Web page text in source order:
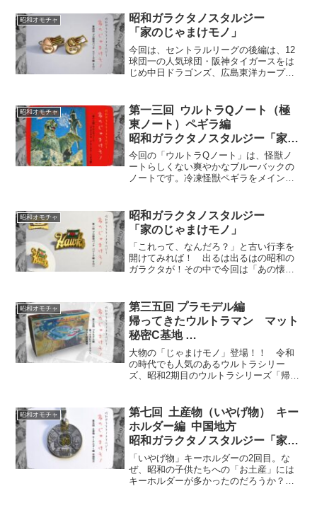
1970年台、冬場の温泉と夏の海水浴で人
が溢れていました。そんな時代の土産キ
ーホルダーを紹介。
昭和オモチャ
昭和ガラクタノスタルジー
「家のじゃまけモノ」
今回は、セントラルリーグの後編は、12
球団一の人気球団・阪神タイガースをは
じめ中日ドラゴンズ、広島東洋カープで
ていました（苦笑）。 でも、ショー
ト・背番号6の藤田平はカッコよかった
な〜。
昭和オモチャ
第一三回 ウルトラQノート（極
東ノート）ペギラ編
昭和ガラクタノスタルジー「家の
じゃまけモノ」
今回の「ウルトラQノート」は、怪獣ノ
ートらしくない爽やかなブルーバックの
ノートです。冷凍怪獣ペギラをメイン
て、ただの巨大化したモグラのモングラ
ー、本当に名前も安易なんだよね、この
昭和期は。
昭和オモチャ
昭和ガラクタノスタルジー
「家のじゃまけモノ」
「これって、なんだろ？」と古い行李を
開けてみれば！ 出るは出るはの昭和の
ガラクタが！その中で今回は「あの懐か
だろうな（苦笑）。1回目はパリーグ編、
南海ホークス・阪急ブレーブス・太平洋
クラブライオンズのバッヂ。
昭和オモチャ
第三五回 プラモデル編
帰ってきたウルトラマン マット
秘密C基地
昭和ガラクタノスタルジー「家の
じゃまけモノ」
大物の「じゃまけモノ」登場！！ 令和
の時代でも人気のあるウルトラシリー
ズ、昭和2期目のウルトラシリーズ「帰っ
プラモデルです！間違いなく、叱られ
て、取り上げられた「プラモデル」
だ・・・。
昭和オモチャ
第七回 土産物（いやげ物） キー
ホルダー編 中国地方
昭和ガラクタノスタルジー「家の
じゃまけモノ」
「いやげ物」キーホルダーの2回目。な
ぜ、昭和の子供たちへの「お土産」には
キーホルダーが多かったのだろうか？